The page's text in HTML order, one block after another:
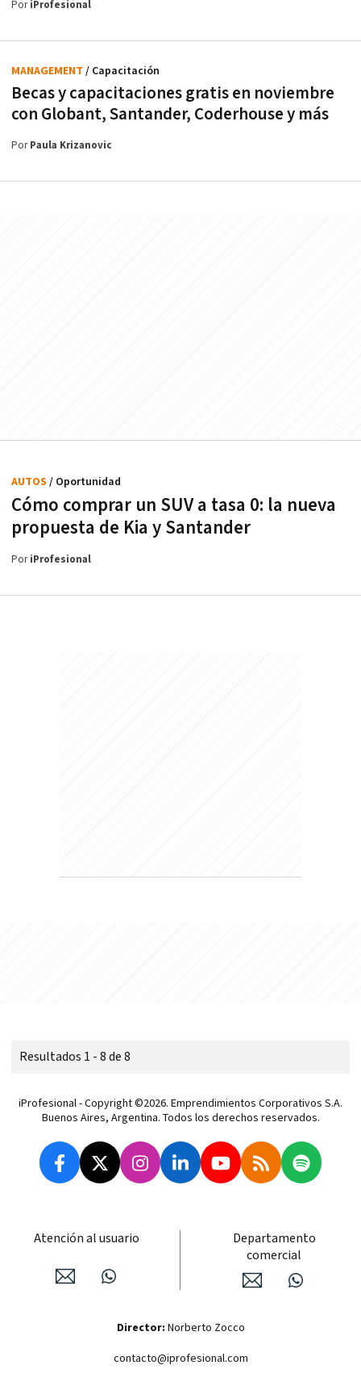
PoriProfesional
Becas y capacitaciones gratis en noviembre
con Globant, Santander, Coderhouse y más
MANAGEMENT / Capacitación
PorPaula Krizanovic
Cómo comprar un SUV a tasa 0: la nueva
propuesta de Kia y Santander
AUTOS / Oportunidad
PoriProfesional
Resultados 1 - 8 de 8
iProfesional - Copyright ©2026. Emprendimientos Corporativos S.A.
Buenos Aires, Argentina. Todos los derechos reservados.
Atención al usuario
Departamento
comercial
Director: Norberto Zocco
contacto@iprofesional.com